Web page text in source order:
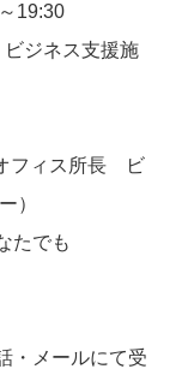
19:30
ジネス支援施
フィス所長 ビ
）
たでも
・メールにて受